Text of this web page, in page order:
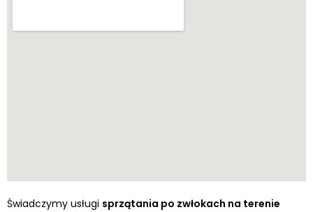
Świadczymy usługi sprzątania po zwłokach na terenie